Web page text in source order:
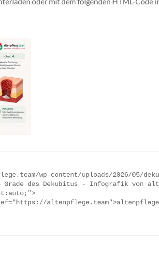
des Dekubitus - Infografik von